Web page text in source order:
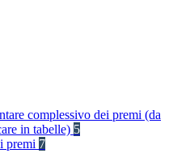
complessivo dei premi (da
in tabelle) 5
premi 7